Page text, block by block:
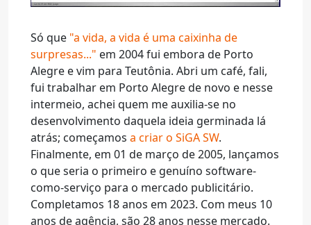
Só que "a vida, a vida é uma caixinha de
surpresas..." em 2004 fui embora de Porto
Alegre e vim para Teutônia. Abri um café, fali,
fui trabalhar em Porto Alegre de novo e nesse
intermeio, achei quem me auxilia-se no
desenvolvimento daquela ideia germinada lá
atrás; começamos a criar o SiGA SW.
Finalmente, em 01 de março de 2005, lançamos
o que seria o primeiro e genuíno software-
como-serviço para o mercado publicitário.
Completamos 18 anos em 2023. Com meus 10
anos de agência, são 28 anos nesse mercado.